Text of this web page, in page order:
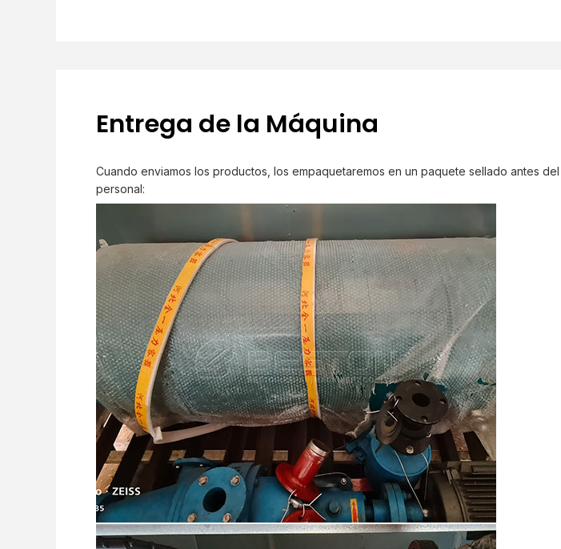
Entrega de la Máquina
Cuando enviamos los productos, los empaquetaremos en un paquete sellado antes
personal: